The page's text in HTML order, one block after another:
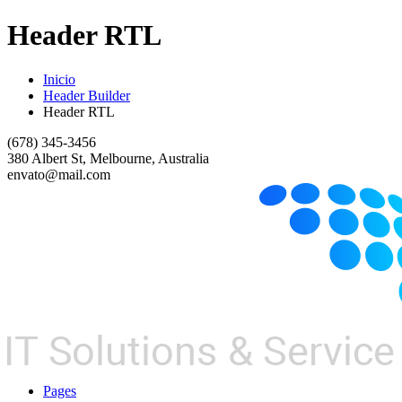
Header RTL
Inicio
Header Builder
Header RTL
(678) 345-3456
380 Albert St, Melbourne, Australia
envato@mail.com
Pages